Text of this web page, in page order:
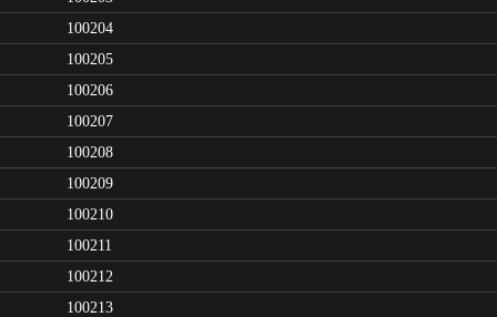
100204
100205
100206
100207
100208
100209
100210
100211
100212
100213